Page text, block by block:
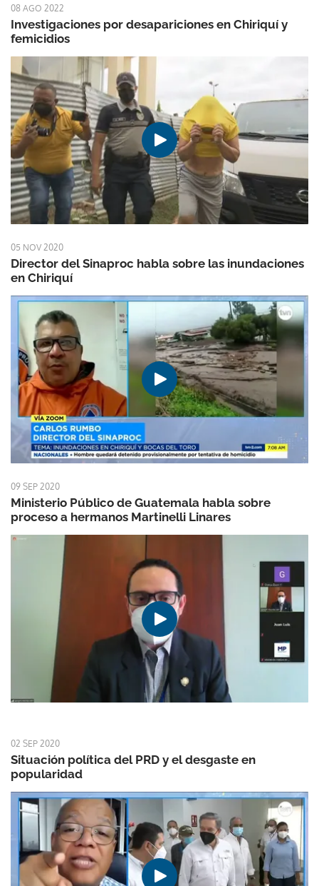
08 AGO 2022
Investigaciones por desapariciones en Chiriquí y
femicidios
05 NOV 2020
Director del Sinaproc habla sobre las inundaciones
en Chiriquí
09 SEP 2020
Ministerio Público de Guatemala habla sobre
proceso a hermanos Martinelli Linares
02 SEP 2020
Situación política del PRD y el desgaste en
popularidad